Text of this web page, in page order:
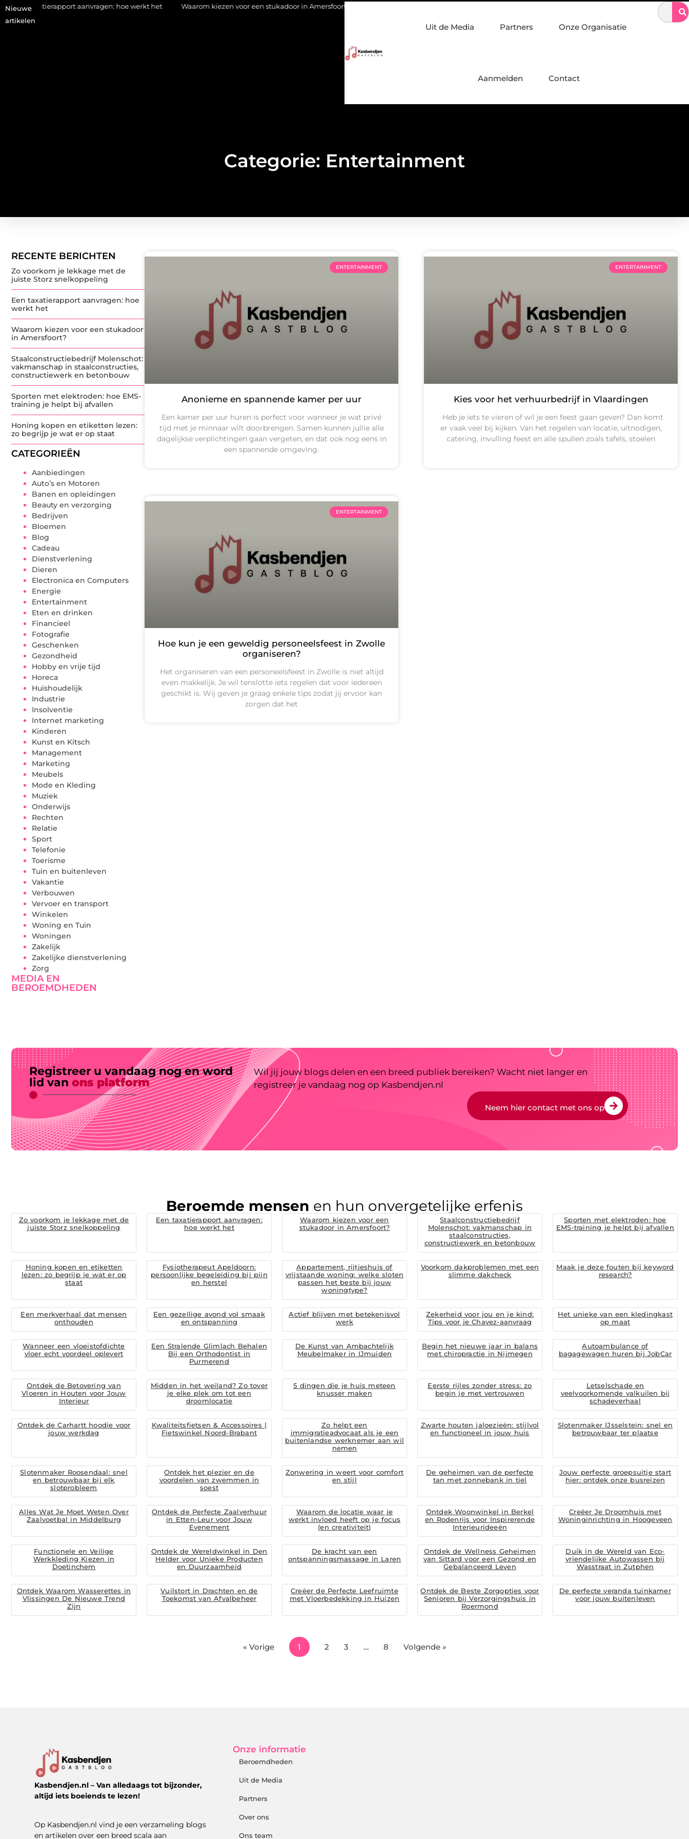
Nieuwe
artikelen
aanvragen: hoe werkt het Waarom kiezen voor een stukadoor in Amersfoort? Staalconstructiebedrijf Molenschot: vakmanschap in staalconstructies, constructiewerk en betonbouw
Uit de Media Partners Onze Organisatie
Aanmelden Contact
Categorie: Entertainment
RECENTE BERICHTEN
Zo voorkom je lekkage met de
juiste Storz snelkoppeling
Een taxatierapport aanvragen: hoe
werkt het
Waarom kiezen voor een stukadoor
in Amersfoort?
Staalconstructiebedrijf Molenschot:
vakmanschap in staalconstructies,
constructiewerk en betonbouw
Sporten met elektroden: hoe EMS-
training je helpt bij afvallen
Honing kopen en etiketten lezen:
zo begrijp je wat er op staat
CATEGORIEËN
Aanbiedingen
Auto’s en Motoren
Banen en opleidingen
Beauty en verzorging
Bedrijven
Bloemen
Blog
Cadeau
Dienstverlening
Dieren
Electronica en Computers
Energie
Entertainment
Eten en drinken
Financieel
Fotografie
Geschenken
Gezondheid
Hobby en vrije tijd
Horeca
Huishoudelijk
Industrie
Insolventie
Internet marketing
Kinderen
Kunst en Kitsch
Management
Marketing
Meubels
Mode en Kleding
Muziek
Onderwijs
Rechten
Relatie
Sport
Telefonie
Toerisme
Tuin en buitenleven
Vakantie
Verbouwen
Vervoer en transport
Winkelen
Woning en Tuin
Woningen
Zakelijk
Zakelijke dienstverlening
Zorg
MEDIA EN
BEROEMDHEDEN
ENTERTAINMENT
Anonieme en spannende kamer per uur
Een kamer per uur huren is perfect voor wanneer je wat privé
tijd met je minnaar wilt doorbrengen. Samen kunnen jullie alle
dagelijkse verplichtingen gaan vergeten, en dat ook nog eens in
een spannende omgeving.
ENTERTAINMENT
Kies voor het verhuurbedrijf in Vlaardingen
Heb je iets te vieren of wil je een feest gaan geven? Dan komt
er vaak veel bij kijken. Van het regelen van locatie, uitnodigen,
catering, invulling feest en alle spullen zoals tafels, stoelen
ENTERTAINMENT
Hoe kun je een geweldig personeelsfeest in Zwolle
organiseren?
Het organiseren van een personeelsfeest in Zwolle is niet altijd
even makkelijk. Je wil tenslotte iets regelen dat voor iedereen
geschikt is. Wij geven je graag enkele tips zodat jij ervoor kan
zorgen dat het
Registreer u vandaag nog en word
lid van ons platform
Wil jij jouw blogs delen en een breed publiek bereiken? Wacht niet langer en
registreer je vandaag nog op Kasbendjen.nl
Neem hier contact met ons op
Beroemde mensen en hun onvergetelijke erfenis
Zo voorkom je lekkage met de
juiste Storz snelkoppeling
Een taxatierapport aanvragen:
hoe werkt het
Waarom kiezen voor een
stukadoor in Amersfoort?
Staalconstructiebedrijf
Molenschot: vakmanschap in
staalconstructies,
constructiewerk en betonbouw
Sporten met elektroden: hoe
EMS-training je helpt bij afvallen
Honing kopen en etiketten
lezen: zo begrijp je wat er op
staat
Fysiotherapeut Apeldoorn:
persoonlijke begeleiding bij pijn
en herstel
Appartement, rijtjeshuis of
vrijstaande woning: welke sloten
passen het beste bij jouw
woningtype?
Voorkom dakproblemen met een
slimme dakcheck
Maak je deze fouten bij keyword
research?
Een merkverhaal dat mensen
onthouden
Een gezellige avond vol smaak
en ontspanning
Actief blijven met betekenisvol
werk
Zekerheid voor jou en je kind:
Tips voor je Chavez-aanvraag
Het unieke van een kledingkast
op maat
Wanneer een vloeistofdichte
vloer echt voordeel oplevert
Een Stralende Glimlach Behalen
Bij een Orthodontist in
Purmerend
De Kunst van Ambachtelijk
Meubelmaker in IJmuiden
Begin het nieuwe jaar in balans
met chiropractie in Nijmegen
Autoambulance of
bagagewagen huren bij JobCar
Ontdek de Betovering van
Vloeren in Houten voor Jouw
Interieur
Midden in het weiland? Zo tover
je elke plek om tot een
droomlocatie
5 dingen die je huis meteen
knusser maken
Eerste rijles zonder stress: zo
begin je met vertrouwen
Letselschade en
veelvoorkomende valkuilen bij
schadeverhaal
Ontdek de Carhartt hoodie voor
jouw werkdag
Kwaliteitsfietsen & Accessoires |
Fietswinkel Noord-Brabant
Zo helpt een
immigratieadvocaat als je een
buitenlandse werknemer aan wil
nemen
Zwarte houten jaloezieën: stijlvol
en functioneel in jouw huis
Slotenmaker IJsselstein: snel en
betrouwbaar ter plaatse
Slotenmaker Roosendaal: snel
en betrouwbaar bij elk
slotprobleem
Ontdek het plezier en de
voordelen van zwemmen in
soest
Zonwering in weert voor comfort
en stijl
De geheimen van de perfecte
tan met zonnebank in tiel
Jouw perfecte groepsuitje start
hier: ontdek onze busreizen
Alles Wat Je Moet Weten Over
Zaalvoetbal in Middelburg
Ontdek de Perfecte Zaalverhuur
in Etten-Leur voor Jouw
Evenement
Waarom de locatie waar je
werkt invloed heeft op je focus
(en creativiteit)
Ontdek Woonwinkel in Berkel
en Rodenrijs voor Inspirerende
Interieurideeën
Creëer Je Droomhuis met
Woninginrichting in Hoogeveen
Functionele en Veilige
Werkkleding Kiezen in
Doetinchem
Ontdek de Wereldwinkel in Den
Helder voor Unieke Producten
en Duurzaamheid
De kracht van een
ontspanningsmassage in Laren
Ontdek de Wellness Geheimen
van Sittard voor een Gezond en
Gebalanceerd Leven
Duik in de Wereld van Eco-
vriendelijke Autowassen bij
Wasstraat in Zutphen
Ontdek Waarom Wasserettes in
Vlissingen De Nieuwe Trend
Zijn
Vuilstort in Drachten en de
Toekomst van Afvalbeheer
Creëer de Perfecte Leefruimte
met Vloerbedekking in Huizen
Ontdek de Beste Zorgopties voor
Senioren bij Verzorgingshuis in
Roermond
De perfecte veranda tuinkamer
voor jouw buitenleven
« Vorige 1 2 3 … 8 Volgende »
Kasbendjen.nl – Van alledaags tot bijzonder,
altijd iets boeiends te lezen!
Op Kasbendjen.nl vind je een verzameling blogs
en artikelen over een breed scala aan
Onze informatie
Beroemdheden
Uit de Media
Partners
Over ons
Ons team